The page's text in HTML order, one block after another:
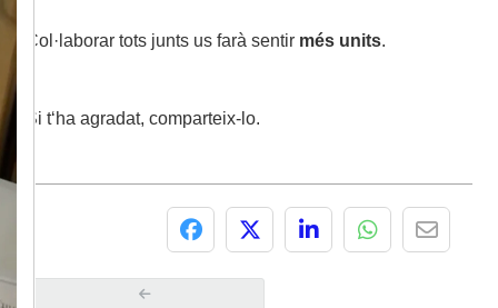
Col·laborar tots junts us farà sentir més units.
Si t‘ha agradat, comparteix-lo.